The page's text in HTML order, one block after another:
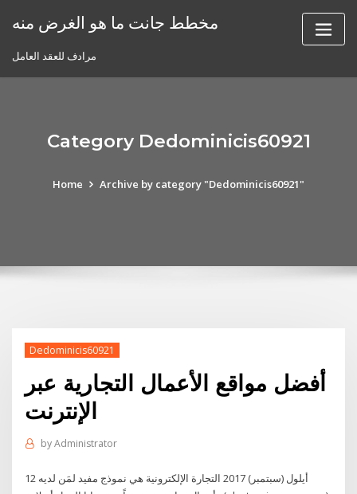
مخطط جانت ما هو الغرض منه
مرادف للعقد العامل
Category Dedominicis60921
Home Archive by category "Dedominicis60921"
Dedominicis60921
أفضل مواقع الأعمال التجارية عبر
الإنترنت
byAdministrator
12 أيلول (سبتمبر) 2017 التجارة الإلكترونية هي نموذج مفيد لمَن لديه